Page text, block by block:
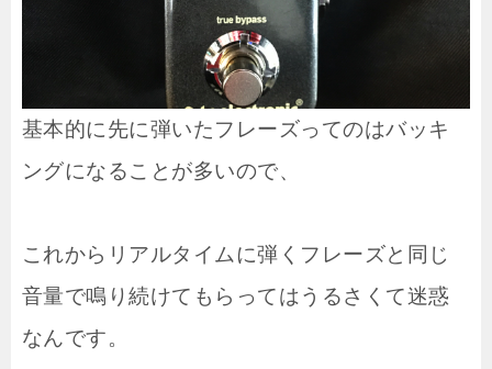
基本的に先に弾いたフレーズってのはバッキ
ングになることが多いので、
これからリアルタイムに弾くフレーズと同じ
音量で鳴り続けてもらってはうるさくて迷惑
なんです。